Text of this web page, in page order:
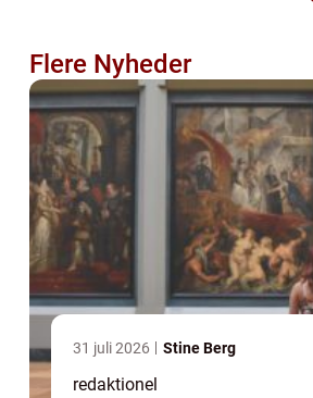
Flere Nyheder
31 juli 2026 Stine Berg
redaktionel